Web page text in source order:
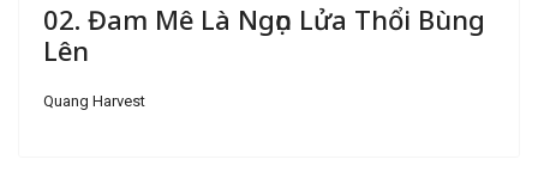
02. Đam Mê Là Ngọn Lửa Thổi Bùng
Lên
Quang Harvest